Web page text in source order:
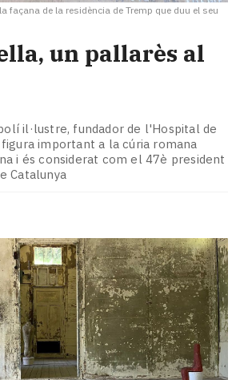
façana de la residència de Tremp que duu el seu
un pallarès al
il·lustre, fundador de l'Hospital de
figura important a la cúria romana
i és considerat com el 47è president
Catalunya